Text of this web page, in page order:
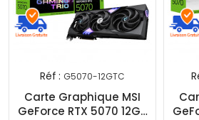
Réf : G5070-12GTC
Carte Graphique MSI
GeForce RTX 5070 12Go